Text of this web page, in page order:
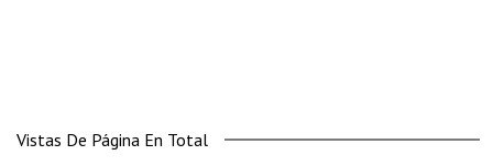
Vistas De Página En Total